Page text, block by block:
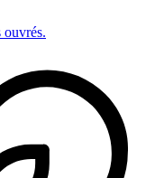
ouvrés.